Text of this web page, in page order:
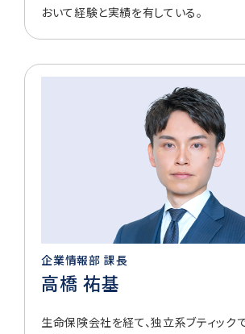
おいて経験と実績を有している。
企業情報部 課長
高橋 祐基
生命保険会社を経て、独立系ブティック